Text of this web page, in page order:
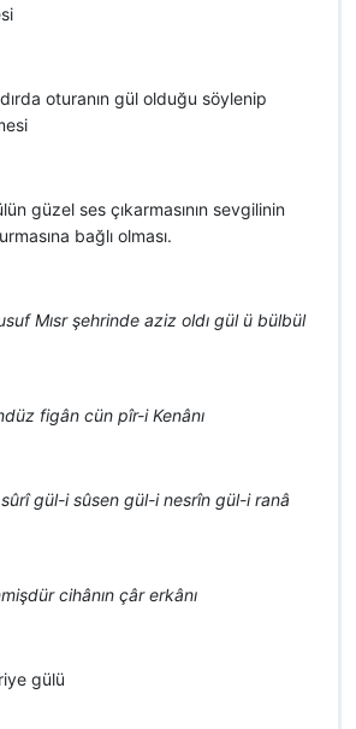
oturanın gül olduğu söylenip
güzel ses çıkarmasının sevgilinin
bağlı olması.
Mısr şehrinde aziz oldı gül ü bülbül
figân cün pîr-i Kenânı
gül-i sûsen gül-i nesrîn gül-i ranâ
cihânın çâr erkânı
gülü